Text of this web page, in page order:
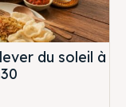
du soleil à